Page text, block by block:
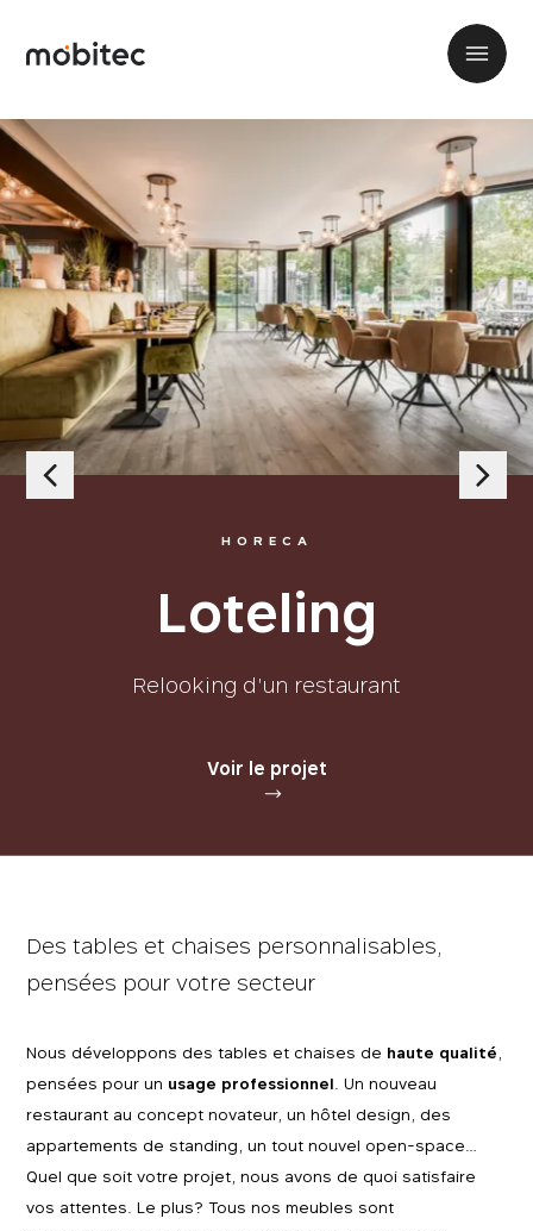
HORECA
Loteling
Relooking d'un restaurant
Voir le projet
Des tables et chaises personnalisables,
pensées pour votre secteur
Nous développons des tables et chaises de haute qualité
pensées pour un usage professionnel . Un nouveau
restaurant au concept novateur, un hôtel design, des
appartements de standing, un tout nouvel open-space…
Quel que soit votre projet, nous avons de quoi satisfaire
vos attentes. Le plus? Tous nos meubles sont